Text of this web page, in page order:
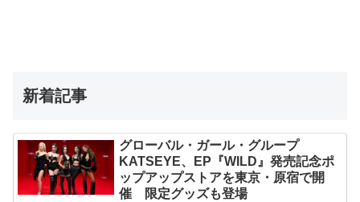
新着記事
グローバル・ガール・グループ
KATSEYE、EP『WILD』発売記念ポ
ップアップストアを東京・原宿で開
催 限定グッズも登場